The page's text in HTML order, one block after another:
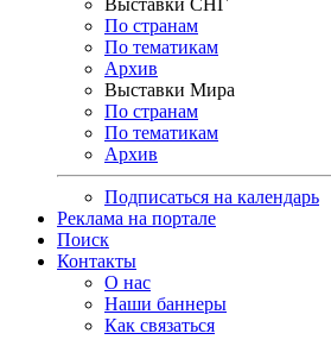
Выставки СНГ
По странам
По тематикам
Архив
Выставки Мира
По странам
По тематикам
Архив
Подписаться на календарь
Реклама на портале
Поиск
Контакты
О нас
Наши баннеры
Как связаться